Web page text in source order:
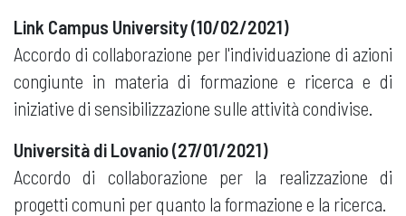
Link Campus University (10/02/2021)
Accordo di collaborazione per l'individuazione di azioni
congiunte in materia di formazione e ricerca e di
iniziative di sensibilizzazione sulle attività condivise. ​
Università di Lovanio (27/01/2021)
Accordo di collaborazione per la realizzazione di
progetti comuni per quanto la formazione e la ricerca.